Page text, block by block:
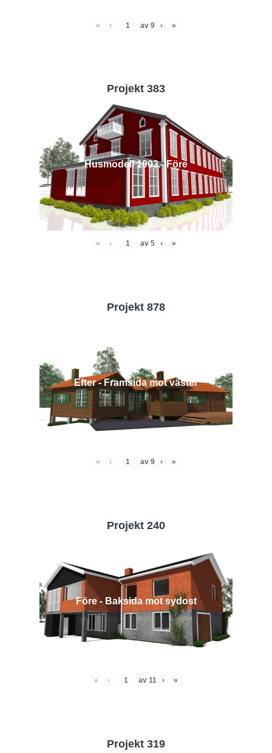
« ‹ av 9 › »
Projekt 383
Husmodell 1003 - Före
« ‹ av 5 › »
Projekt 878
Efter - Framsida mot väster
« ‹ av 9 › »
Projekt 240
Före - Baksida mot sydost
« ‹ av 11 › »
Projekt 319